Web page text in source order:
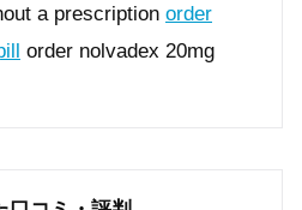
a prescription order
order nolvadex 20mg